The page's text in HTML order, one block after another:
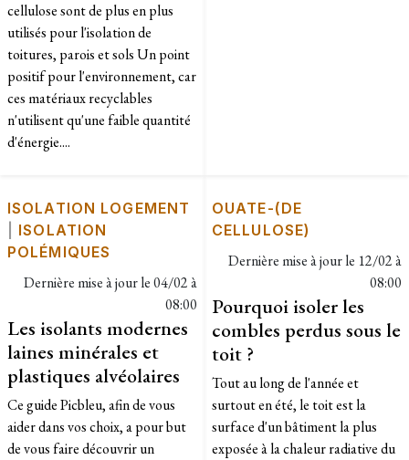
cellulose sont de plus en plus
utilisés pour l'isolation de
toitures, parois et sols Un point
positif pour l'environnement, car
ces matériaux recyclables
n'utilisent qu'une faible quantité
d'énergie....
ISOLATION LOGEMENT
ISOLATION
POLÉMIQUES
Dernière mise à jour le04/02 à
08:00
Les isolants modernes
laines minérales et
plastiques alvéolaires
Ce guide Picbleu, afin de vous
aider dans vos choix, a pour but
de vous faire découvrir un
OUATE-(DE
CELLULOSE)
Dernière mise à jour le 12/02 à
08:00
Pourquoi isoler les
combles perdus sous le
toit ?
Tout au long de l'année et
surtout en été, le toit est la
surface d'un bâtiment la plus
exposée à la chaleur radiative du